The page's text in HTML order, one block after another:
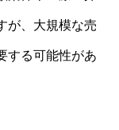
が、大規模な売
する可能性があ